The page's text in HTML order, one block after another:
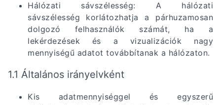
Hálózati sávszélesség: A hálózati
sávszélesség korlátozhatja a párhuzamosan
dolgozó felhasználók számát, ha a
lekérdezések és a vizualizációk nagy
mennyiségű adatot továbbítanak a hálózaton.
1.1 Általános irányelvként
Kis adatmennyiséggel és egyszerű